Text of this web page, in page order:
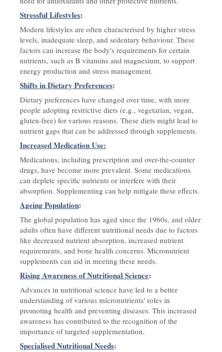
Stressful Lifestyles:
Modern lifestyles are often characterised by higher stress
levels, inadequate sleep, and sedentary behaviour. These
factors can increase the body's requirements for certain
nutrients, such as B vitamins and magnesium, to support
energy production and stress management.
Shifts in Dietary Preferences:
Dietary preferences have changed over time, with more
people adopting restrictive diets (e.g., vegetarian, vegan,
gluten-free) for various reasons. These diets might lead to
nutrient gaps that can be addressed through supplements.
Increased Medication Use:
Medications, including prescription and over-the-counter
drugs, have become more prevalent. Some medications
can deplete specific nutrients or interfere with their
absorption. Supplementing can help mitigate these effects.
Ageing Population:
The global population has aged since the 1960s, and older
adults often have different nutritional needs due to factors
like decreased nutrient absorption, increased nutrient
requirements, and bone health concerns. Micronutrient
supplements can aid in meeting these needs.
Rising Awareness of Nutritional Science:
Advances in nutritional science have led to a better
understanding of various micronutrients' roles in
promoting health and preventing diseases. This increased
awareness has contributed to the recognition of the
importance of targeted supplementation.
Specialised Nutritional Needs: